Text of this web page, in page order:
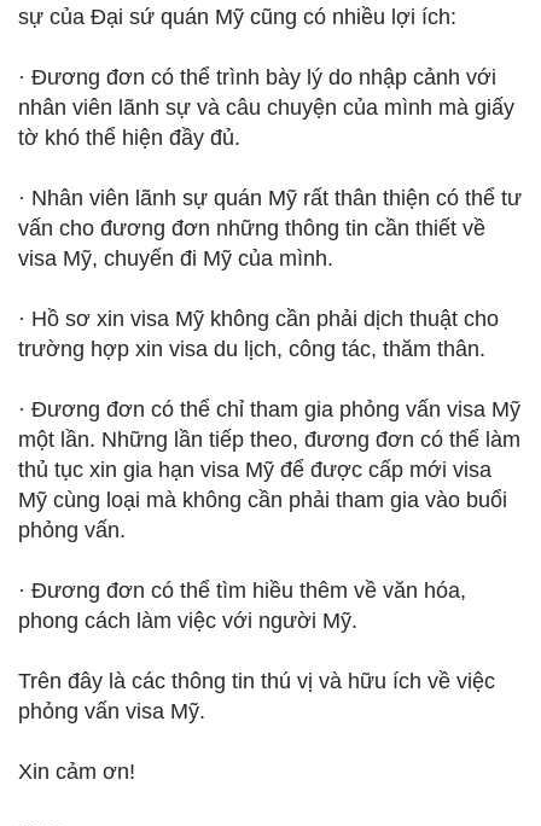
sự của Đại sứ quán Mỹ cũng có nhiều lợi ích:
· Đương đơn có thể trình bày lý do nhập cảnh với
nhân viên lãnh sự và câu chuyện của mình mà giấy
tờ khó thể hiện đầy đủ.
· Nhân viên lãnh sự quán Mỹ rất thân thiện có thể tư
vấn cho đương đơn những thông tin cần thiết về
visa Mỹ, chuyến đi Mỹ của mình.
· Hồ sơ xin visa Mỹ không cần phải dịch thuật cho
trường hợp xin visa du lịch, công tác, thăm thân.
· Đương đơn có thể chỉ tham gia phỏng vấn visa Mỹ
một lần. Những lần tiếp theo, đương đơn có thể làm
thủ tục xin gia hạn visa Mỹ để được cấp mới visa
Mỹ cùng loại mà không cần phải tham gia vào buổi
phỏng vấn.
· Đương đơn có thể tìm hiều thêm về văn hóa,
phong cách làm việc với người Mỹ.
Trên đây là các thông tin thú vị và hữu ích về việc
phỏng vấn visa Mỹ.
Xin cảm ơn!